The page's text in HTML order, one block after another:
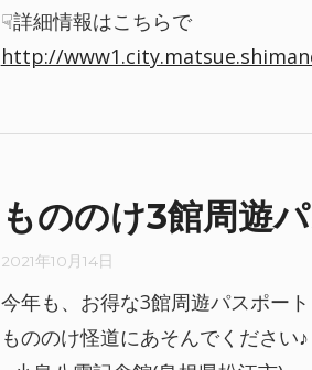
☟詳細情報はこちらで
http://
もののけ3館周遊
2021年10月14日
今年も、お得な3館周遊パスポー
もののけ怪道にあそんでください♪